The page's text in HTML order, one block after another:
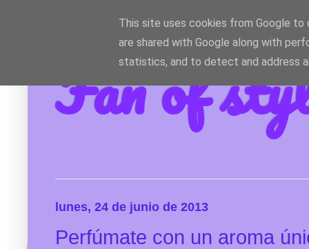
Fan of
lunes, 24 de junio de 2013
Perfúmate con un aroma
This site uses cookies from Google to
are shared with Google along with
statistics, and to detect and address